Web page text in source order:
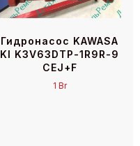
Гидронасос KAWASA
KI K3V63DTP-1R9R-9
CEJ+F
1 Br